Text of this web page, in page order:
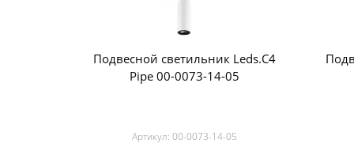
Подвесной светильник Leds.C4
Pipe 00-0073-14-05
Артикул: 00-0073-14-05